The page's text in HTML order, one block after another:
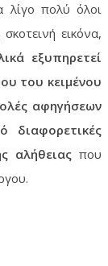
λίγο πολύ όλοι
εικόνα,
εξυπηρετεί
του κειμένου
αφηγήσεων
αλήθειας που